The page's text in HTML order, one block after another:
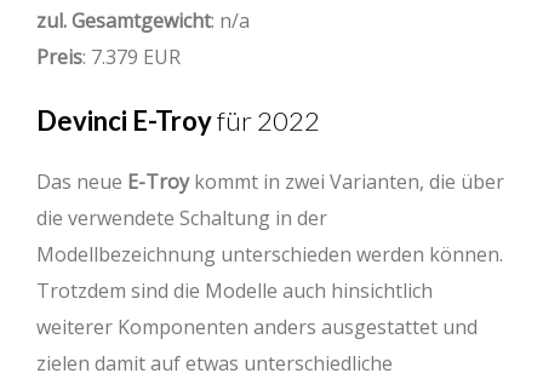
zul. Gesamtgewicht: n/a
Preis: 7.379 EUR
Devinci E-Troyfür 2022
Das neue E-Troykommt in zwei Varianten, die über
die verwendete Schaltung in der
Modellbezeichnung unterschieden werden können.
Trotzdem sind die Modelle auch hinsichtlich
weiterer Komponenten anders ausgestattet und
zielen damit auf etwas unterschiedliche